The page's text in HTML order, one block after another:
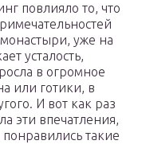
повлияло то, что
уже на
усталость,
в огромное
или готики, в
И вот как раз
эти впечатления,
такие